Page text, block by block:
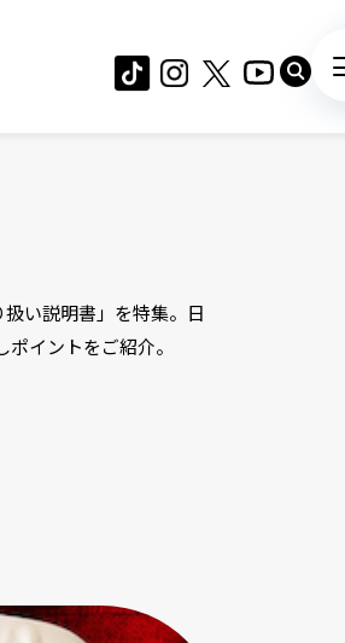
い説明書」を特集。日
イントをご紹介。